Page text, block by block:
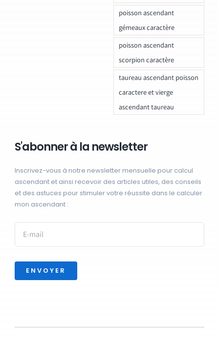
poisson ascendant
gémeaux caractère
poisson ascendant
scorpion caractère
taureau ascendant poisson
caractere et vierge
ascendant taureau
S'abonner à la newsletter
Inscrivez-vous à notre newsletter mensuelle pour calcul
ascendant et ainsi recevoir des articles utiles, des conseils
et des astuces pour stimuler votre réussite dans le calculer
mon ascendant :
ENVOYER